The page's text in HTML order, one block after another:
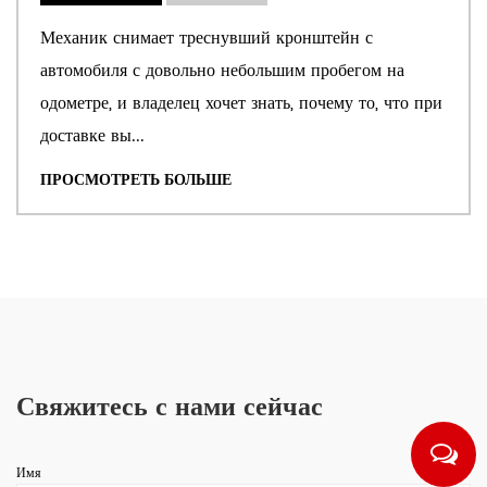
минимальные отклонения могут существенно
повлиять на эксплуатационные характеристики.
Настройка под конкретные требования
конструкции пресс-формы для специфического
применения, литье дает производителям гибкость
Механик снимает треснувший кронштейн с
автомобиля с довольно небольшим пробегом на
одометре, и владелец хочет знать, почему то, что при
доставке вы...
ПРОСМОТРЕТЬ БОЛЬШЕ
Свяжитесь с нами сейчас
Имя